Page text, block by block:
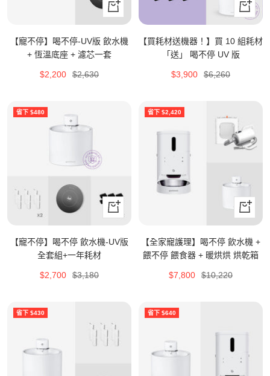
立
即
購
買
【寵不停】喝不停-UV版 飲水機
+ 恆溫底座 + 濾芯一套
特
$2,200
原
$2,630
立
即
購
買
【買耗材送機器！】買 10 組耗材
「送」 喝不停 UV 版
特
$3,900
原
$6,260
省下 $480
立
即
【寵不停】喝不停 飲水機-UV版
全套組+一年耗材
特
$2,700
原
$3,180
省下 $2,420
立
即
購
買
【全家寵護理】喝不停 飲水機 +
餵不停 餵食器 + 暖烘烘 烘乾箱
特
$7,800
原
$10,220
省下 $430 省下 $640